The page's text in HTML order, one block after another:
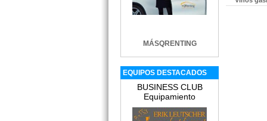
MÁSQRENTING
EQUIPOS DESTACADOS
BUSINESS CLUB
Equipamiento